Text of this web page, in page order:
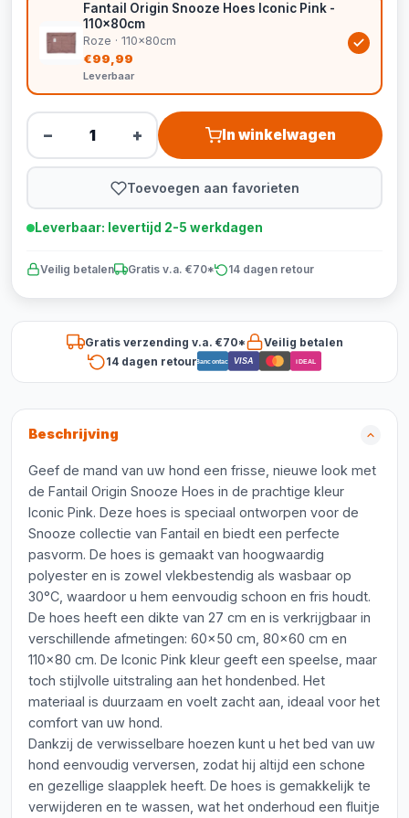
Fantail Origin Snooze Hoes Iconic Pink -
110x80cm
Roze · 110x80cm
€99,99
Leverbaar
− + In winkelwagen
Toevoegen aan favorieten
Leverbaar: levertijd 2-5 werkdagen
Veilig betalen Gratis v.a. €70* 14 dagen retour
Gratis verzending v.a. €70*
Veilig betalen
14 dagen retourBancontact VISA iDEAL
Beschrijving
Geef de mand van uw hond een frisse, nieuwe look met
de Fantail Origin Snooze Hoes in de prachtige kleur
Iconic Pink. Deze hoes is speciaal ontworpen voor de
Snooze collectie van Fantail en biedt een perfecte
pasvorm. De hoes is gemaakt van hoogwaardig
polyester en is zowel vlekbestendig als wasbaar op
30°C, waardoor u hem eenvoudig schoon en fris houdt.
De hoes heeft een dikte van 27 cm en is verkrijgbaar in
verschillende afmetingen: 60x50 cm, 80x60 cm en
110x80 cm. De Iconic Pink kleur geeft een speelse, maar
toch stijlvolle uitstraling aan het hondenbed. Het
materiaal is duurzaam en voelt zacht aan, ideaal voor het
comfort van uw hond.
Dankzij de verwisselbare hoezen kunt u het bed van uw
hond eenvoudig verversen, zodat hij altijd een schone
en gezellige slaapplek heeft. De hoes is gemakkelijk te
verwijderen en te wassen, wat het onderhoud een fluitje